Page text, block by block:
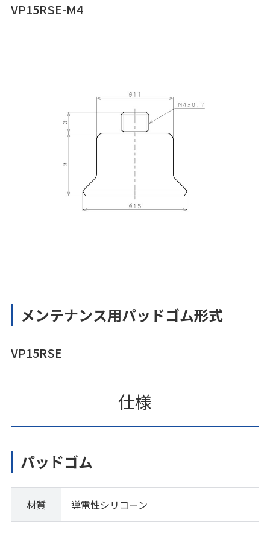
VP15RSE-M4
メンテナンス用パッドゴム形式
VP15RSE
仕様
パッドゴム
材質 導電性シリコーン